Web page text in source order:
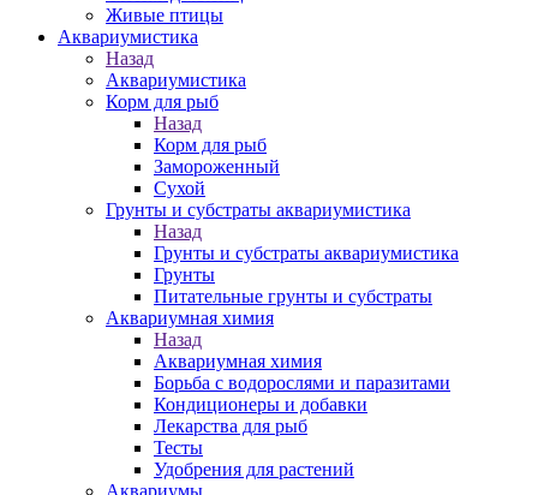
Живые птицы
Аквариумистика
Назад
Аквариумистика
Корм для рыб
Назад
Корм для рыб
Замороженный
Сухой
Грунты и субстраты аквариумистика
Назад
Грунты и субстраты аквариумистика
Грунты
Питательные грунты и субстраты
Аквариумная химия
Назад
Аквариумная химия
Борьба с водорослями и паразитами
Кондиционеры и добавки
Лекарства для рыб
Тесты
Удобрения для растений
Аквариумы